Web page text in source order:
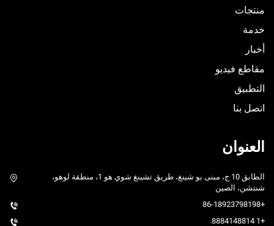
منتجات
خدمة
أخبار
مقاطع فيديو
التطبيق
اتصل بنا
العنوان
الطابق 10 ج، مبنى بو شينغ، طريق تشينغ شوي هو 1، منطقة لوهو،
شنتشن، الصين
+86-18923798198
+1 8884148814